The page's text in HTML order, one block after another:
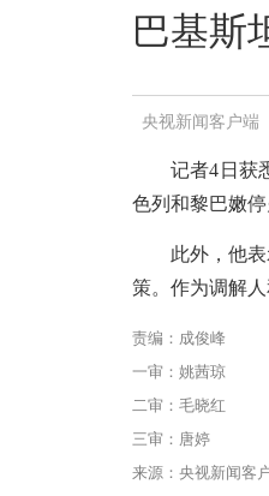
巴基斯
央视新闻客户端
记者4日获
色列和黎巴嫩停
此外，他
策。作为调解
责编：成俊峰
一审：姚茜琼
二审：毛晓红
三审：唐婷
来源：央视新闻客